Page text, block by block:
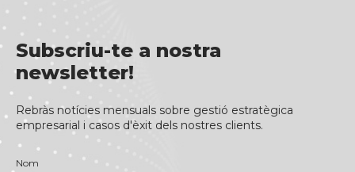
Subscriu-te a nostra
newsletter!
Rebràs notícies mensuals sobre gestió estratègica
empresarial i casos d'èxit dels nostres clients.
Nom